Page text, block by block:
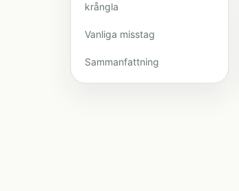
krångla
Vanliga misstag
Sammanfattning